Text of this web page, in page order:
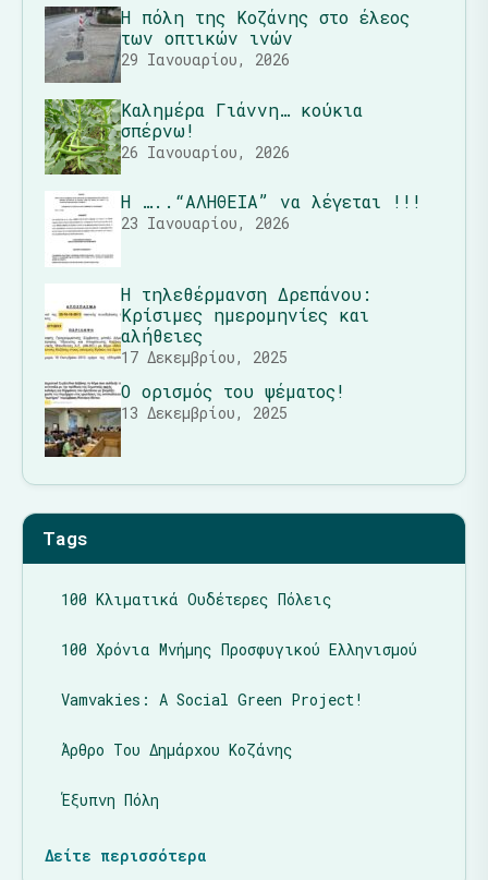
Η πόλη της Κοζάνης στο έλεος
των οπτικών ινών
29 Ιανουαρίου, 2026
Καλημέρα Γιάννη… κούκια
σπέρνω!
26 Ιανουαρίου, 2026
Η …..“ΑΛΗΘΕΙΑ” να λέγεται !!!
23 Ιανουαρίου, 2026
Η τηλεθέρμανση Δρεπάνου:
Κρίσιμες ημερομηνίες και
αλήθειες
17 Δεκεμβρίου, 2025
Ο ορισμός του ψέματος!
13 Δεκεμβρίου, 2025
Tags
100 Κλιματικά Ουδέτερες Πόλεις
100 Χρόνια Μνήμης Προσφυγικού Ελληνισμού
Vamvakies: A Social Green Project!
Άρθρο Του Δημάρχου Κοζάνης
Έξυπνη Πόλη
Δείτε περισσότερα